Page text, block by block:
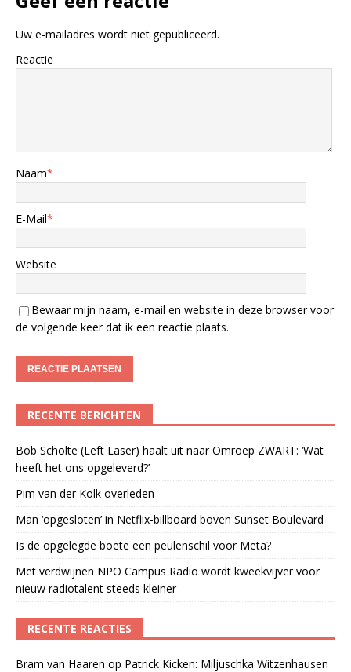
Uw e-mailadres wordt niet gepubliceerd.
Reactie
Naam*
E-Mail*
Website
Bewaar mijn naam, e-mail en website in deze browser voor
de volgende keer dat ik een reactie plaats.
RECENTE BERICHTEN
Bob Scholte (Left Laser) haalt uit naar Omroep ZWART: ‘Wat
heeft het ons opgeleverd?’
Pim van der Kolk overleden
Man ‘opgesloten’ in Netflix-billboard boven Sunset Boulevard
Is de opgelegde boete een peulenschil voor Meta?
Met verdwijnen NPO Campus Radio wordt kweekvijver voor
nieuw radiotalent steeds kleiner
RECENTE REACTIES
Bram van Haaren op Patrick Kicken: Miljuschka Witzenhausen